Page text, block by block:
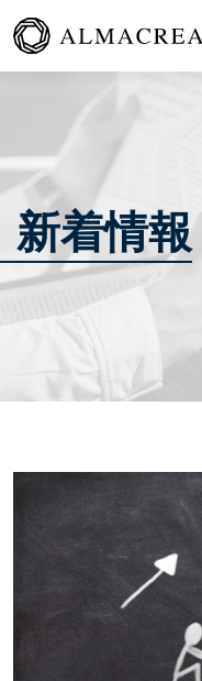
新着情報